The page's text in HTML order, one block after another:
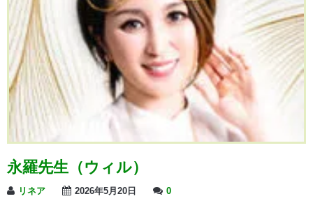
永羅先生（ウィル）
リネア 2026年5月20日 0